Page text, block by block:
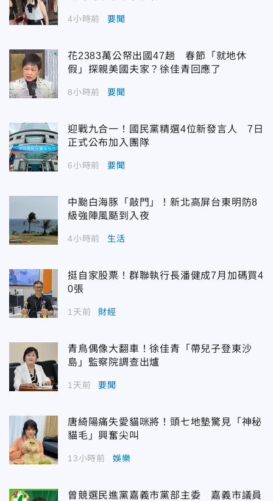
4小時前 要聞
花2383萬公帑出國47趟 春節「就地休
假」探親美國夫家？徐佳青回應了
8小時前 要聞
迎戰九合一！國民黨精選4位新發言人 7日
正式公布加入團隊
6小時前 要聞
中颱白海豚「敲門」！新北高屏台東明防8
級強陣風颳到入夜
4小時前 生活
挺自家股票！群聯執行長潘健成7月加碼買4
0張
1天前 財經
青鳥偶像大翻車！徐佳青「帶兒子登東沙
島」監察院調查出爐
1天前 要聞
唐綺陽痛失愛貓咪將！頭七地墊驚見「神秘
貓毛」興奮尖叫
13小時前 娛樂
曾競選民進黨嘉義市黨部主委 嘉義市議員